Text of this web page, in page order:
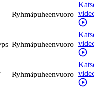
Ryhmäpuheenvuoro
/ps Ryhmäpuheenvuoro
Ryhmäpuheenvuoro